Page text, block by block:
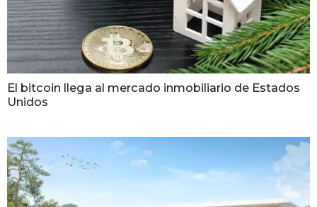
El bitcoin llega al mercado inmobiliario de Estados
Unidos